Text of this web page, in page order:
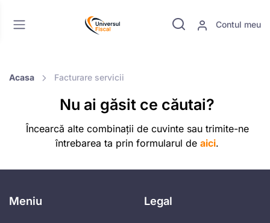
Contul meu
Acasa Facturare servicii
Nu ai găsit ce căutai?
Încearcă alte combinații de cuvinte sau trimite-ne
întrebarea ta prin formularul de aici.
Meniu Legal